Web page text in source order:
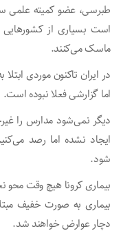
طبرسی، عضو کمیته علمی
است بسیاری از
ماسک می‌کنند.
اما گزارشی فعلا نبوده است.
دیگر نمی‌شود مدارس را
ایجاد نشده اما رصد
شود.
بیماری کرونا هیچ وقت محو
بیماری به صورت خفیف
دچار عوارض خواهند شد.